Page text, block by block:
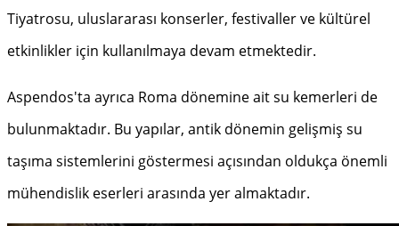
Tiyatrosu, uluslararası konserler, festivaller ve kültürel
etkinlikler için kullanılmaya devam etmektedir.
Aspendos'ta ayrıca Roma dönemine ait su kemerleri de
bulunmaktadır. Bu yapılar, antik dönemin gelişmiş su
taşıma sistemlerini göstermesi açısından oldukça önemli
mühendislik eserleri arasında yer almaktadır.